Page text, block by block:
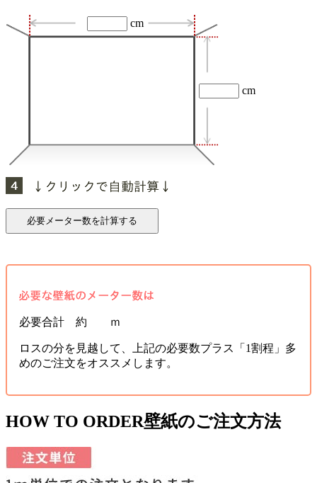
cm
cm
必要合計 約 ｍ
ロスの分を見越して、上記の必要数プラス「1割程」多
めのご注文をオススメします。
HOW TO ORDER壁紙のご注文方法